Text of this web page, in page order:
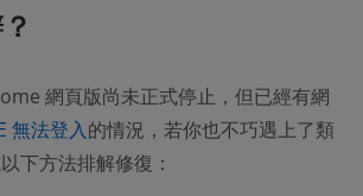
網頁版尚未正式停止，但已經有網
無法登入的情況，若你也不巧遇上了類
下方法排解修復：